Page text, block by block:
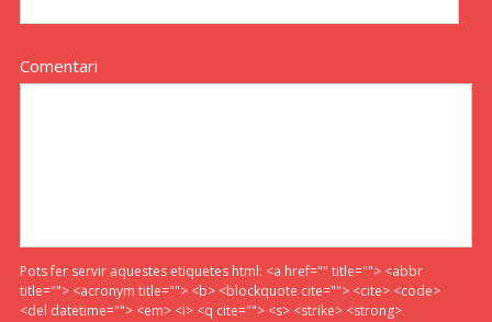
Comentari
Pots fer servir aquestes etiquetes html: <a href="" title=""> <abbr
title=""> <acronym title=""> <b> <blockquote cite=""> <cite> <code>
<del datetime=""> <em> <i> <q cite=""> <s> <strike> <strong>